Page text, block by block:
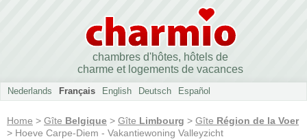
chambres d'hôtes, hôtels de
charme et logements de vacances
Nederlands Français English Deutsch Español
Home > Gîte Belgique > Gîte Limbourg > Gîte Région de la Voer
> Hoeve Carpe-Diem - Vakantiewoning Valleyzicht